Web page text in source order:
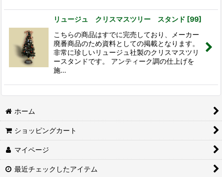
リュージュ クリスマスツリー スタンド [99]
こちらの商品はすでに完売しており、メーカー
廃番商品のため資料としての掲載となります。
非常に珍しいリュージュ社製のクリスマスツリ
ースタンドです。 アンティーク調の仕上げを
施…
ホーム
ショッピングカート
マイページ
最近チェックしたアイテム